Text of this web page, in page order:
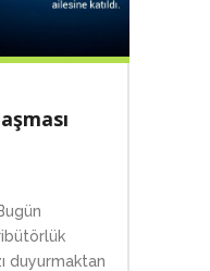
duyurmaktan